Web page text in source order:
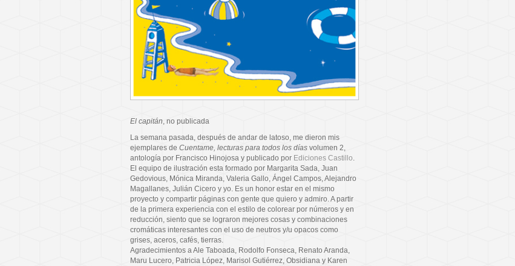
El capitán , no publicada
La semana pasada, después de andar de latoso, me dieron mis
ejemplares de Cuentame, lecturas para todos los días volumen 2,
antología por Francisco Hinojosa y publicado por Ediciones Castillo
El equipo de ilustración esta formado por Margarita Sada, Juan
Gedovious, Mónica Miranda, Valeria Gallo, Ángel Campos, Alejandro
Magallanes, Julián Cicero y yo. Es un honor estar en el mismo
proyecto y compartir páginas con gente que quiero y admiro. A partir
de la primera experiencia con el estilo de colorear por números y en
reducción, siento que se lograron mejores cosas y combinaciones
cromáticas interesantes con el uso de neutros y/u opacos como
grises, aceros, cafés, tierras.
Agradecimientos a Ale Taboada, Rodolfo Fonseca, Renato Aranda,
Maru Lucero, Patricia López, Marisol Gutiérrez, Obsidiana y Karen